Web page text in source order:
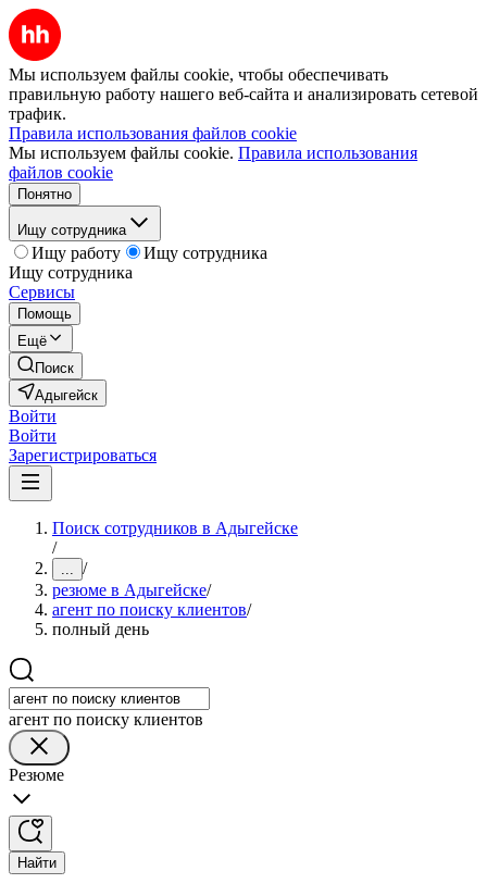
Мы используем файлы cookie, чтобы обеспечивать
правильную работу нашего веб-сайта и анализировать сетевой
трафик.
Правила использования файлов cookie
Мы используем файлы cookie. Правила использования
файлов cookie
Понятно
Ищу сотрудника
Ищу работу
Ищу сотрудника
Ищу сотрудника
Сервисы
Помощь
Ещё
Поиск
Адыгейск
Войти
Войти
Зарегистрироваться
Поиск сотрудников в Адыгейске
/
... /
резюме в Адыгейске/
агент по поиску клиентов/
полный день
агент по поиску клиентов
Резюме
Найти